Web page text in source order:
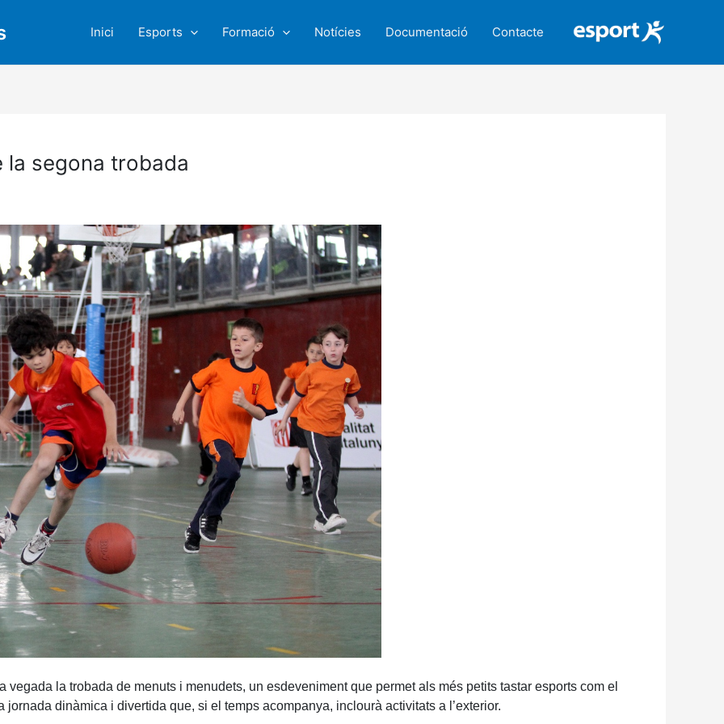
Inici Esports Formació Notícies Documentació Contacte
segona trobada
la trobada de menuts i menudets, un esdeveniment que permet als més petits tastar esports com el
jornada dinàmica i divertida que, si el temps acompanya, inclourà activitats a l’exterior.